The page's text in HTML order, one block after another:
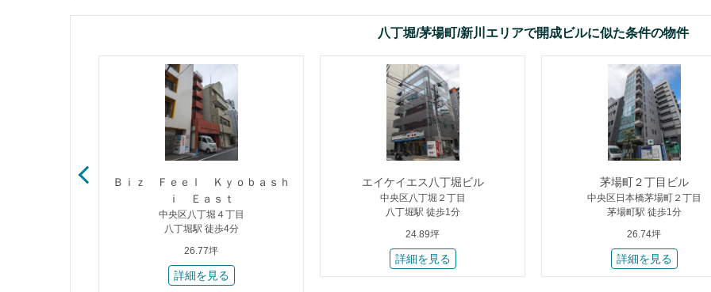
八丁堀/茅場町/新川エリアで開成ビルに似た条件の物件
Ｂｉｚ Ｆｅｅｌ Ｋｙｏｂａｓｈ
ｉ Ｅａｓｔ
中央区八丁堀４丁目
八丁堀駅 徒歩4分
26.77坪
詳細を見る
エイケイエス八丁堀ビル
中央区八丁堀２丁目
八丁堀駅 徒歩1分
24.89坪
詳細を見る
茅場町２丁目ビル
中央区日本橋茅場町２丁目
茅場町駅 徒歩1分
26.74坪
詳細を見る